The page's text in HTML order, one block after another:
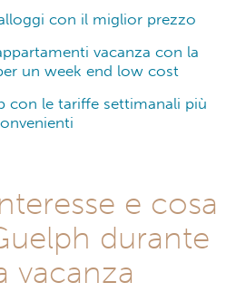
con il miglior prezzo
vacanza con la
un week end low cost
con le tariffe settimanali più
e cosa
durante
vacanza